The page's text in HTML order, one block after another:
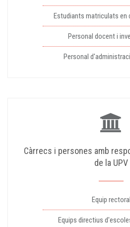
Estudiants matriculats en
Personal docent i
Personal
Càrrecs i persones amb
de la UPV
Equip rectoral
Equips directius